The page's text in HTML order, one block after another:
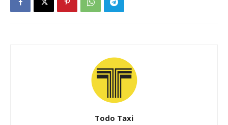
Todo Taxi